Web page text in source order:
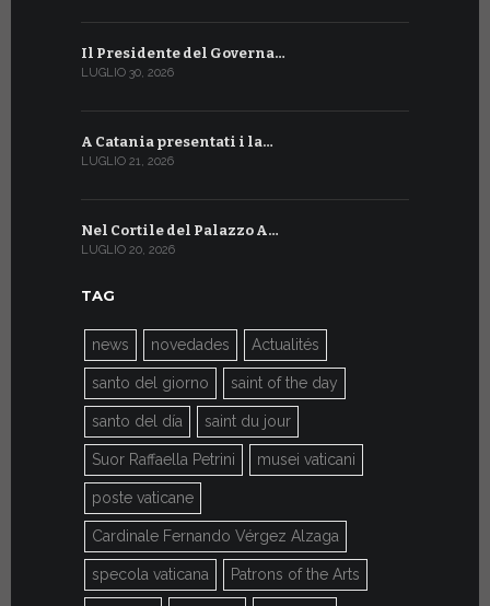
Il Presidente del Governa…
LUGLIO 30, 2026
A Catania presentati i la…
LUGLIO 21, 2026
Nel Cortile del Palazzo A…
LUGLIO 20, 2026
TAG
news novedades Actualités
santo del giorno saint of the day
santo del día saint du jour
Suor Raffaella Petrini musei vaticani
poste vaticane
Cardinale Fernando Vérgez Alzaga
specola vaticana Patrons of the Arts